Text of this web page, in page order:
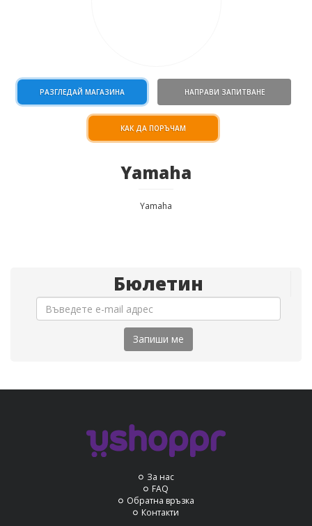
РАЗГЛЕДАЙ МАГАЗИНА НАПРАВИ ЗАПИТВАНЕ
КАК ДА ПОРЪЧАМ
Yamaha
Yamaha
Бюлетин
Запиши ме
За нас
FAQ
Обратна връзка
Контакти